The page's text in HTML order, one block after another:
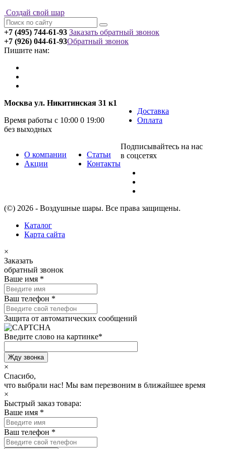
Создай свой шар
+7 (495) 744-61-93 Заказать обратный звонок
+7 (926) 044-61-93
Пишите нам:
Обратный звонок
Москва ул. Никитинская 31 к1
Время работы с 10:00 0 19:00
без выходных
Доставка
Оплата
О компании
Акции
Статьи
Контакты
Подписывайтесь на нас
в соцсетях
(©) 2026 - Воздушные шары. Все права защищены.
Каталог
Карта сайта
×
Заказать
обратный звонок
Ваше имя *
Ваш телефон *
Защита от автоматических сообщений
Введите слово на картинке*
×
Спасибо,
что выбрали нас! Мы вам перезвоним в ближайшее время
×
Быстрый заказ товара:
Ваше имя *
Ваш телефон *